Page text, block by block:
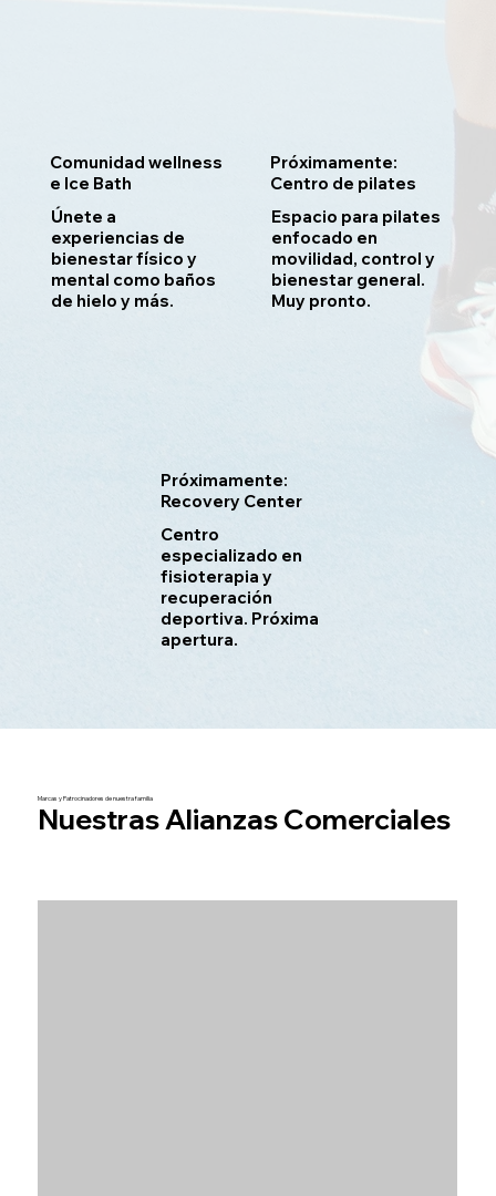
Comunidad wellness
e Ice Bath
Únete a
experiencias de
bienestar físico y
mental como baños
de hielo y más.
Próximamente:
Centro de pilates
Espacio para pilates
enfocado en
movilidad, control y
bienestar general.
Muy pronto.
Próximamente:
Recovery Center
Centro
especializado en
fisioterapia y
recuperación
deportiva. Próxima
apertura.
Marcas y Patrocinadores de nuestra familia
Nuestras Alianzas Comerciales